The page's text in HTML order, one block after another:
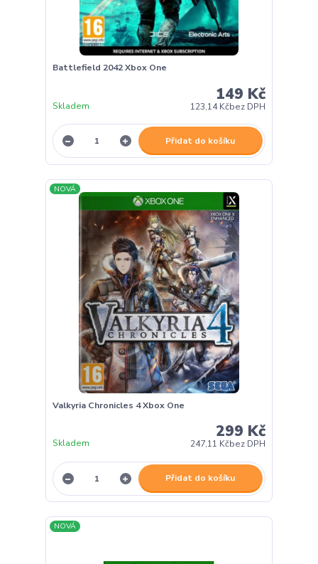
Battlefield 2042 Xbox One
149 Kč
123,14 Kčbez DPH
Skladem
Přidat do košíku
NOVÁ
Valkyria Chronicles 4 Xbox One
299 Kč
247,11 Kčbez DPH
Skladem
Přidat do košíku
NOVÁ